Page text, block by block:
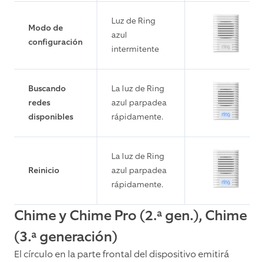
Modo de
configuración
Luz de Ring
azul
intermitente
Buscando
redes
disponibles
La luz de Ring
azul parpadea
rápidamente.
Reinicio
La luz de Ring
azul parpadea
rápidamente.
Chime y Chime Pro (2.ª gen.), Chime
(3.ª generación)
El círculo en la parte frontal del dispositivo emitirá